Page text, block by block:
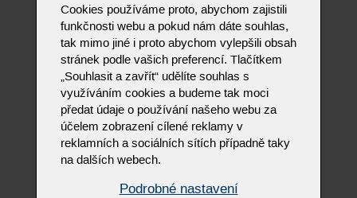
Cookies používáme proto, abychom zajistili
funkčnosti webu a pokud nám dáte souhlas,
tak mimo jiné i proto abychom vylepšili obsah
stránek podle vašich preferencí. Tlačítkem
„Souhlasit a zavřít“ udělíte souhlas s
využíváním cookies a budeme tak moci
předat údaje o používání našeho webu za
účelem zobrazení cílené reklamy v
reklamních a sociálních sítích případně taky
na dalších webech.
Podrobné nastavení